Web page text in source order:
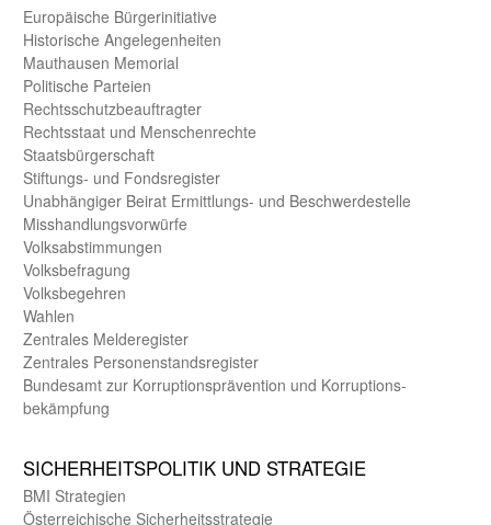
Europäische Bürger­initiative
Historische Angelegen­heiten
Mauthausen Memorial
Politische Parteien
Rechts­schutz­beauftragter
Rechts­staat und Menschen­rechte
Staats­bürger­schaft
Stiftungs- und Fonds­register
Unab­hängiger Beirat Ermittlungs- und Beschwerde­stelle
Misshandlungs­vorwürfe
Volks­abstimmungen
Volks­befragung
Volks­begehren
Wahlen
Zentrales Melde­register
Zentrales Personen­stands­register
Bundes­amt zur Korrup­tions­prävention und Korrup­tions­
bekämpfung
SICHER­HEITS­POLITIK UND STRATEGIE
BMI Strategien
Öster­reichische Sicherheits­strategie